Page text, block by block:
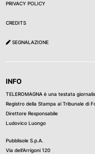
PRIVACY POLICY
CREDITS
SEGNALAZIONE
INFO
TELEROMAGNA è una testata
Registro della Stampa al Tribunale di
Direttore Responsabile
Ludovico Luongo
Pubblisole S.p.A.
Via dell’Arrigoni 120